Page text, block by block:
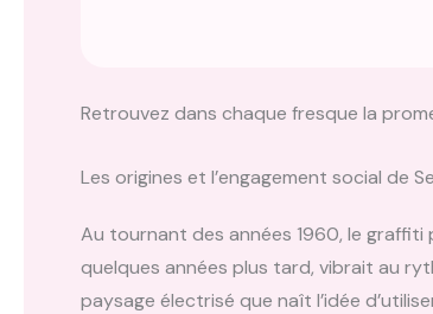
Retrouvez dans chaque fresque la
Les origines et l’engagement social de
Au tournant des années 1960, le graffiti
quelques années plus tard, vibrait au
paysage électrisé que naît l’idée